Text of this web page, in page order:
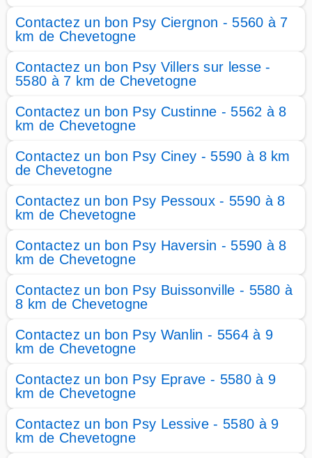
Contactez un bon Psy Ciergnon - 5560 à 7
km de Chevetogne
Contactez un bon Psy Villers sur lesse -
5580 à 7 km de Chevetogne
Contactez un bon Psy Custinne - 5562 à 8
km de Chevetogne
Contactez un bon Psy Ciney - 5590 à 8 km
de Chevetogne
Contactez un bon Psy Pessoux - 5590 à 8
km de Chevetogne
Contactez un bon Psy Haversin - 5590 à 8
km de Chevetogne
Contactez un bon Psy Buissonville - 5580 à
8 km de Chevetogne
Contactez un bon Psy Wanlin - 5564 à 9
km de Chevetogne
Contactez un bon Psy Eprave - 5580 à 9
km de Chevetogne
Contactez un bon Psy Lessive - 5580 à 9
km de Chevetogne